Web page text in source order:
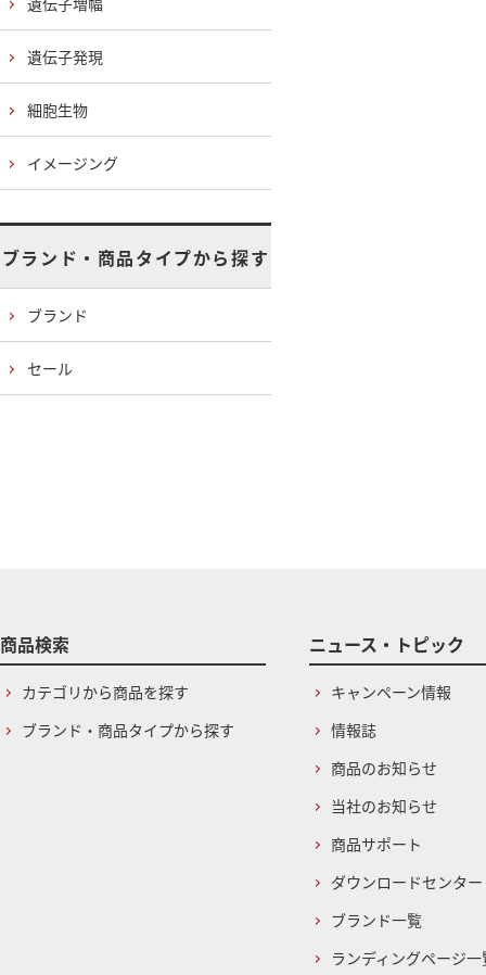
遺伝子発現
細胞生物
イメージング
ブランド・商品タイプから探す
ブランド
セール
商品検索
カテゴリから商品を探す
ブランド・商品タイプから探す
ニュース・トピック
キャンペーン情報
情報誌
商品のお知らせ
当社のお知らせ
商品サポート
ダウンロードセンター
ブランド一覧
ランディングページ一